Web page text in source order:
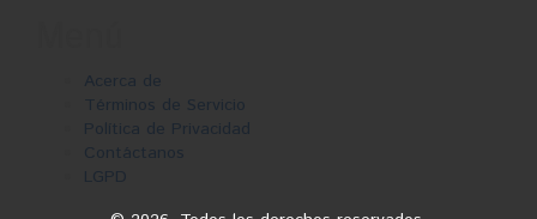
Acerca de
Términos de Servicio
Política de Privacidad
Contáctanos
LGPD